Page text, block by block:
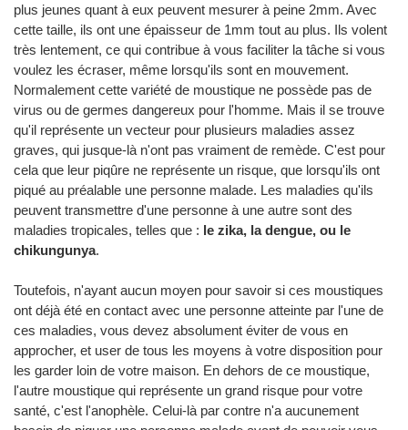
plus jeunes quant à eux peuvent mesurer à peine 2mm. Avec
cette taille, ils ont une épaisseur de 1mm tout au plus. Ils volent
très lentement, ce qui contribue à vous faciliter la tâche si vous
voulez les écraser, même lorsqu'ils sont en mouvement.
Normalement cette variété de moustique ne possède pas de
virus ou de germes dangereux pour l'homme. Mais il se trouve
qu'il représente un vecteur pour plusieurs maladies assez
graves, qui jusque-là n'ont pas vraiment de remède. C'est pour
cela que leur piqûre ne représente un risque, que lorsqu'ils ont
piqué au préalable une personne malade. Les maladies qu'ils
peuvent transmettre d'une personne à une autre sont des
maladies tropicales, telles que : le zika, la dengue, ou le
chikungunya.
Toutefois, n'ayant aucun moyen pour savoir si ces moustiques
ont déjà été en contact avec une personne atteinte par l'une de
ces maladies, vous devez absolument éviter de vous en
approcher, et user de tous les moyens à votre disposition pour
les garder loin de votre maison. En dehors de ce moustique,
l'autre moustique qui représente un grand risque pour votre
santé, c'est l'anophèle. Celui-là par contre n'a aucunement